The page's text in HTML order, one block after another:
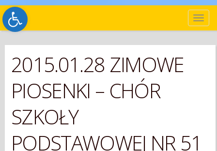
Open toolbar
2015.01.28 ZIMOWE
PIOSENKI – CHÓR
SZKOŁY
PODSTAWOWEJ NR 51